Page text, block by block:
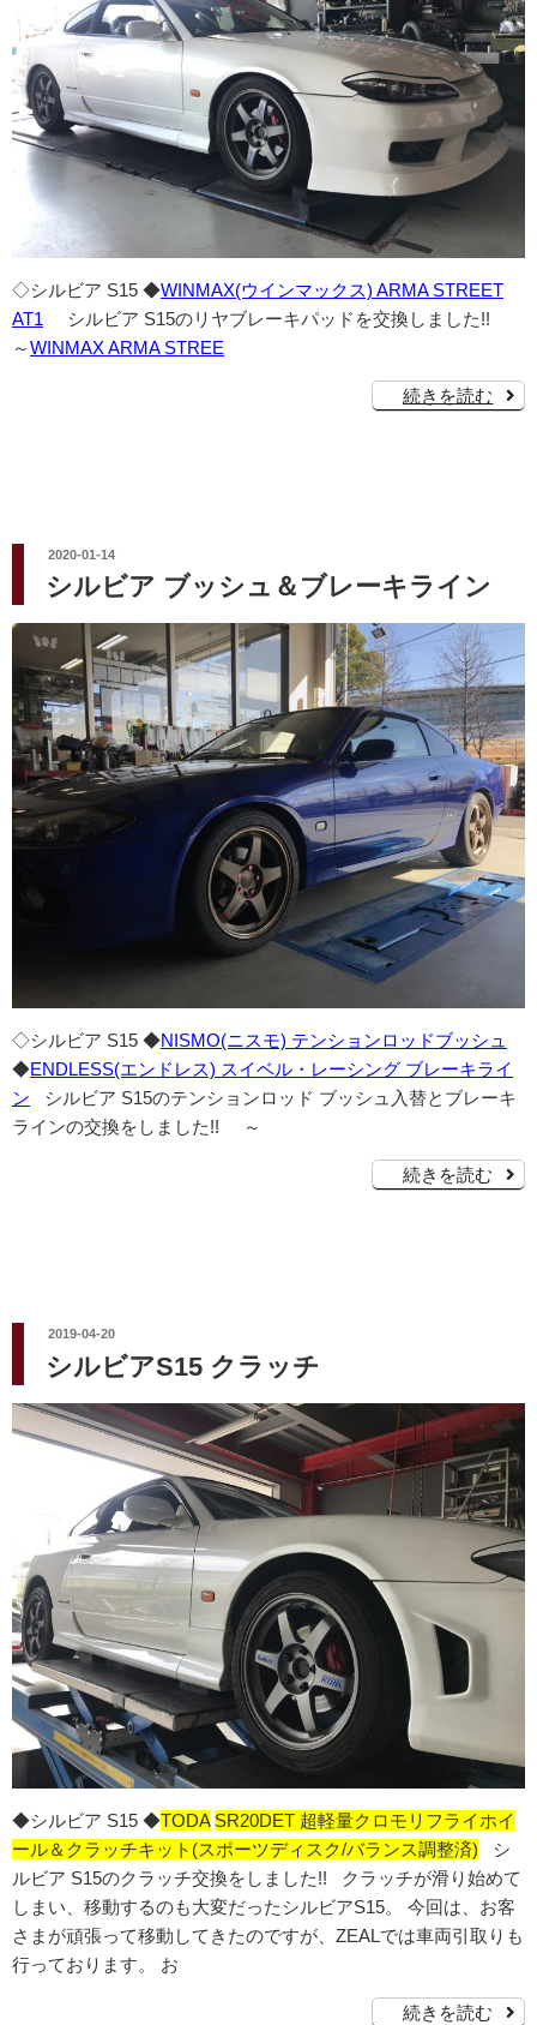
◇シルビア S15 ◆WINMAX(ウインマックス) ARMA STREET
AT1 シルビア S15のリヤブレーキパッドを交換しました!!
～WINMAX ARMA STREE
続きを読む
投
稿
日:
2020-01-14
シルビア ブッシュ＆ブレーキライン
◇シルビア S15 ◆NISMO(ニスモ) テンションロッドブッシュ
◆ENDLESS(エンドレス) スイベル・レーシング ブレーキライ
ン シルビア S15のテンションロッド ブッシュ入替とブレーキ
ラインの交換をしました!! ～
続きを読む
投
稿
日:
2019-04-20
シルビアS15 クラッチ
◆シルビア S15 ◆TODA SR20DET 超軽量クロモリフライホイ
ール＆クラッチキット(スポーツディスク/バランス調整済) シ
ルビア S15のクラッチ交換をしました!! クラッチが滑り始めて
しまい、移動するのも大変だったシルビアS15。 今回は、お客
さまが頑張って移動してきたのですが、ZEALでは車両引取りも
行っております。 お
続きを読む